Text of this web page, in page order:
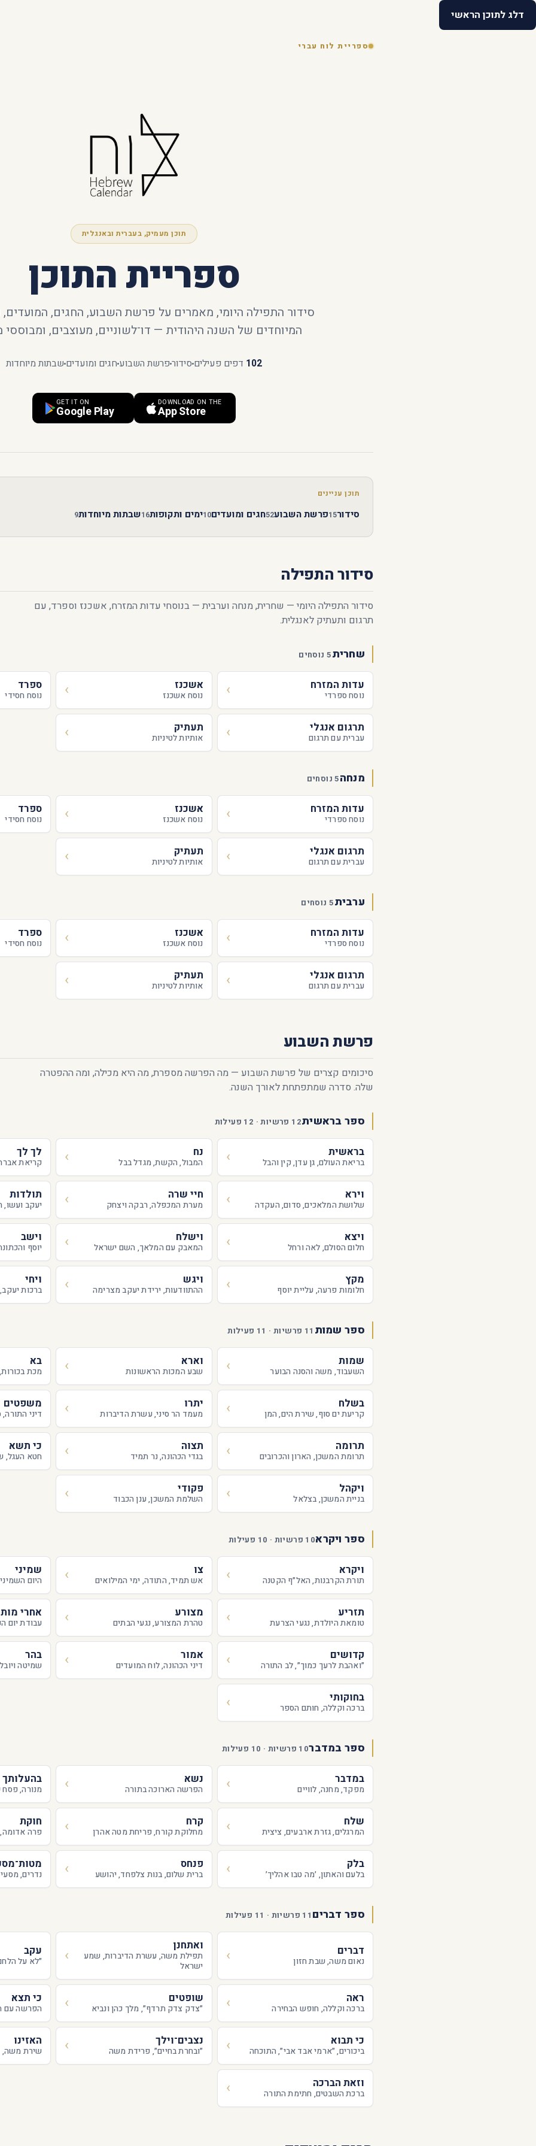
דלג לתוכן הראשי
ספריית לוח עברי
תוכן מעמיק, בעברית ובאנגלית
ספריית התוכן
סידור התפילה היומי, מאמרים על פרשת השבוע, החגים, המועדים,
המיוחדים של השנה היהודית — דו־לשוניים, מעוצבים, ומבוססי
102 דפים פעילים סידורפרשת השבוע חגים ומועדים שבתות מיוחדות
DOWNLOAD ON THE
App Store
GET IT ON
Google Play
תוכן עניינים
סידור15פרשת השבוע52חגים ומועדים10ימים ותקופות16שבתות מיוחדות9
סידור התפילה
סידור התפילה היומי — שחרית, מנחה וערבית — בנוסחי עדות המזרח, אשכנז וספרד, עם
תרגום ותעתיק לאנגלית.
שחרית5 נוסחים
עדות המזרח
נוסח ספרדי
אשכנז
נוסח אשכנז
ספרד
נוסח חסידי
תרגום אנגלי
עברית עם תרגום
תעתיק
אותיות לטיניות
מנחה5 נוסחים
עדות המזרח
נוסח ספרדי
אשכנז
נוסח אשכנז
ספרד
נוסח חסידי
תרגום אנגלי
עברית עם תרגום
תעתיק
אותיות לטיניות
ערבית5 נוסחים
עדות המזרח
נוסח ספרדי
אשכנז
נוסח אשכנז
ספרד
נוסח חסידי
תרגום אנגלי
עברית עם תרגום
תעתיק
אותיות לטיניות
פרשת השבוע
סיכומים קצרים של פרשת השבוע — מה הפרשה מספרת, מה היא מכילה, ומה ההפטרה
שלה. סדרה שמתפתחת לאורך השנה.
ספר בראשית12 פרשיות · 12 פעילות
בראשית
בריאת העולם, גן עדן, קין והבל
נח
המבול, הקשת, מגדל בבל
לך לך
קריאת
וירא
שלושת המלאכים, סדום, העקדה
חיי שרה
מערת המכפלה, רבקה ויצחק
תולדות
יעקב ועשו,
ויצא
חלום הסולם, לאה ורחל
וישלח
המאבק עם המלאך, השם ישראל
וישב
יוסף
מקץ
חלומות פרעה, עליית יוסף
ויגש
ההתוודעות, ירידת יעקב מצרימה
ויחי
ברכות
ספר שמות 11 פרשיות · 11 פעילות
שמות
השעבוד, משה והסנה הבוער
וארא
שבע המכות הראשונות
בא
מכת
בשלח
קריעת ים סוף, שירת הים, המן
יתרו
מעמד הר סיני, עשרת הדיברות
משפטים
דיני
תרומה
תרומת המשכן, הארון והכרובים
תצוה
בגדי הכהונה, נר תמיד
כי תשא
חטא העגל,
ויקהל
בניית המשכן, בצלאל
פקודי
השלמת המשכן, ענן הכבוד
ספר ויקרא10 פרשיות · 10 פעילות
ויקרא
תורת הקרבנות, האל״ף הקטנה
צו
אש תמיד, התודה, ימי המילואים
שמיני
היום
תזריע
טומאת היולדת, נגעי הצרעת
מצורע
טהרת המצורע, נגעי הבתים
אחרי מות
עבודת יום
קדושים
״ואהבת לרעך כמוך״, לב התורה
אמור
דיני הכהונה, לוח המועדים
בהר
שמיטה
בחוקותי
ברכה וקללה, חותם הספר
ספר במדבר10 פרשיות · 10 פעילות
במדבר
מפקד, מחנה, לוויים
נשא
הפרשה הארוכה בתורה
בהעלותך
מנורה, פסח
שלח
המרגלים, גזרת ארבעים, ציצית
קרח
מחלוקת קורח, פריחת מטה אהרן
חוקת
פרה
בלק
בלעם והאתון, ׳מה טבו אהליך׳
פנחס
ברית שלום, בנות צלפחד, יהושע נדרים,
ספר דברים 11 פרשיות · 11 פעילות
דברים
נאום משה, שבת חזון
ואתחנן
תפילת משה, עשרת הדיברות, שמע
ישראל
עקב
״לא על
ראה
ברכה וקללה, חופש הבחירה
שופטים
״צדק צדק תרדף״, מלך כהן ונביא
כי תצא
הפרשה עם
כי תבוא
ביכורים, ״ארמי אבד אבי״, התוכחה
נצבים־וילך
״ובחרת בחיים״, פרידת משה
האזינו
שירת
וזאת הברכה
ברכת השבטים, חתימת התורה